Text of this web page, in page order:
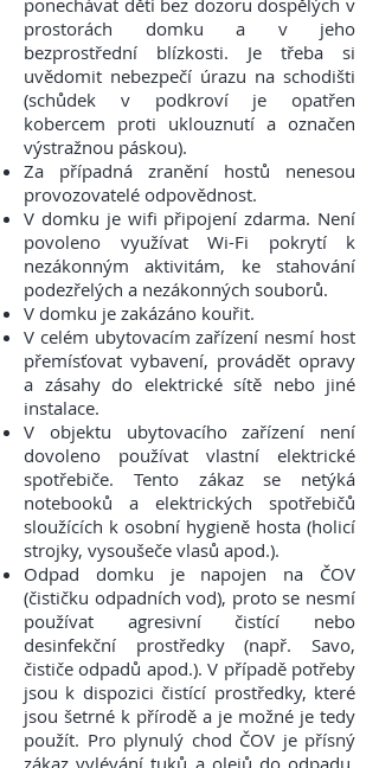
ponechávat děti bez dozoru dospělých v
prostorách domku a v jeho
bezprostřední blízkosti. Je třeba si
uvědomit nebezpečí úrazu na schodišti
(schůdek v podkroví je opatřen
kobercem proti uklouznutí a označen
výstražnou páskou).
Za případná zranění hostů nenesou
provozovatelé odpovědnost.
V domku je wifi připojení zdarma. Není
povoleno využívat Wi-Fi pokrytí k
nezákonným aktivitám, ke stahování
podezřelých a nezákonných souborů.
V domku je zakázáno kouřit.
V celém ubytovacím zařízení nesmí host
přemísťovat vybavení, provádět opravy
a zásahy do elektrické sítě nebo jiné
instalace.
V objektu ubytovacího zařízení není
dovoleno používat vlastní elektrické
spotřebiče. Tento zákaz se netýká
notebooků a elektrických spotřebičů
sloužících k osobní hygieně hosta (holicí
strojky, vysoušeče vlasů apod.).
Odpad domku je napojen na ČOV
(čističku odpadních vod), proto se nesmí
používat agresivní čistící nebo
desinfekční prostředky (např. Savo,
čističe odpadů apod.). V případě potřeby
jsou k dispozici čistící prostředky, které
jsou šetrné k přírodě a je možné je tedy
použít. Pro plynulý chod ČOV je přísný
zákaz vylévání tuků a olejů do odpadu,